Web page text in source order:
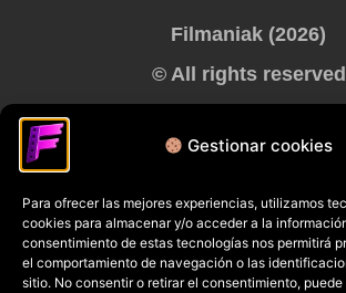
Gestionar cookies
Para ofrecer las mejores experiencias, utilizamos
cookies para almacenar y/o acceder a la
consentimiento de estas tecnologías nos permitirá
el comportamiento de navegación o las
sitio. No consentir o retirar el consentimiento,
Filmaniak (2026)
© All rights reserved